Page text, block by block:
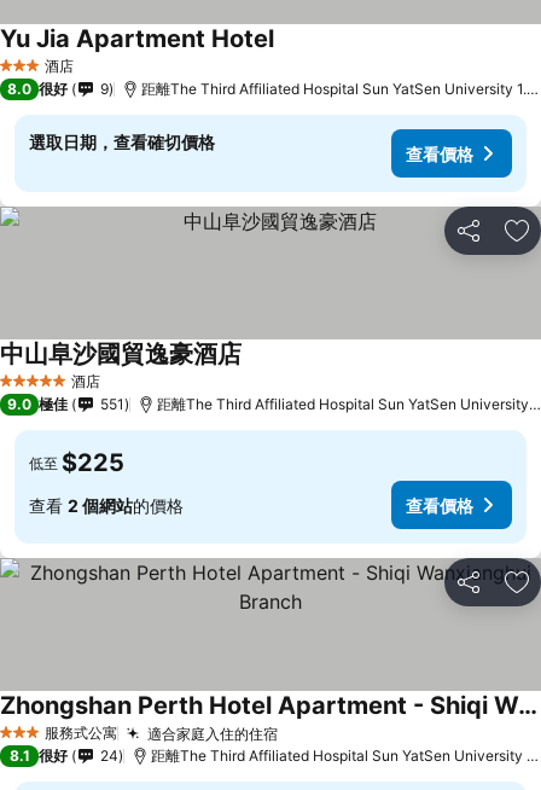
3 星級 酒店
Yu Jia Apartment Hotel查看價格
8.0 很好 9 距離The Third Affiliated Hospital Sun YatSen University 1.5
選取日期，查看確切價格
查看價格
分享 放
5 星級 酒店
中山阜沙國貿逸豪酒店
9.0 極佳 551 距離The Third Affiliated Hospital Sun YatSen University
低至 $225
查看 2 個網站的價格 查看價格
分享 放
3 星級 服務式公寓 適合家庭入住的住宿查看價格
Zhongshan Perth Hotel Apartment - Shiqi Wanxianghui Branch
查看價格
8.1 很好 24 距離The Third Affiliated Hospital Sun YatSen University